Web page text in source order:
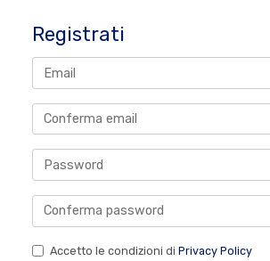
Registrati
Accetto le condizioni di Privacy Policy